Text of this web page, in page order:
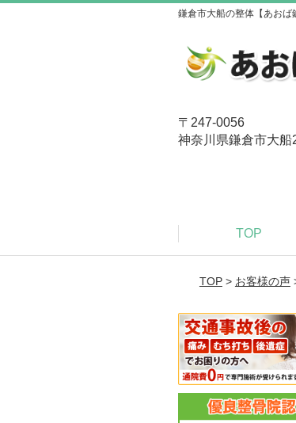
鎌倉市大船の整体【あおば
〒247-0056
神奈川県鎌倉市大
TOP
TOP> お客様の声